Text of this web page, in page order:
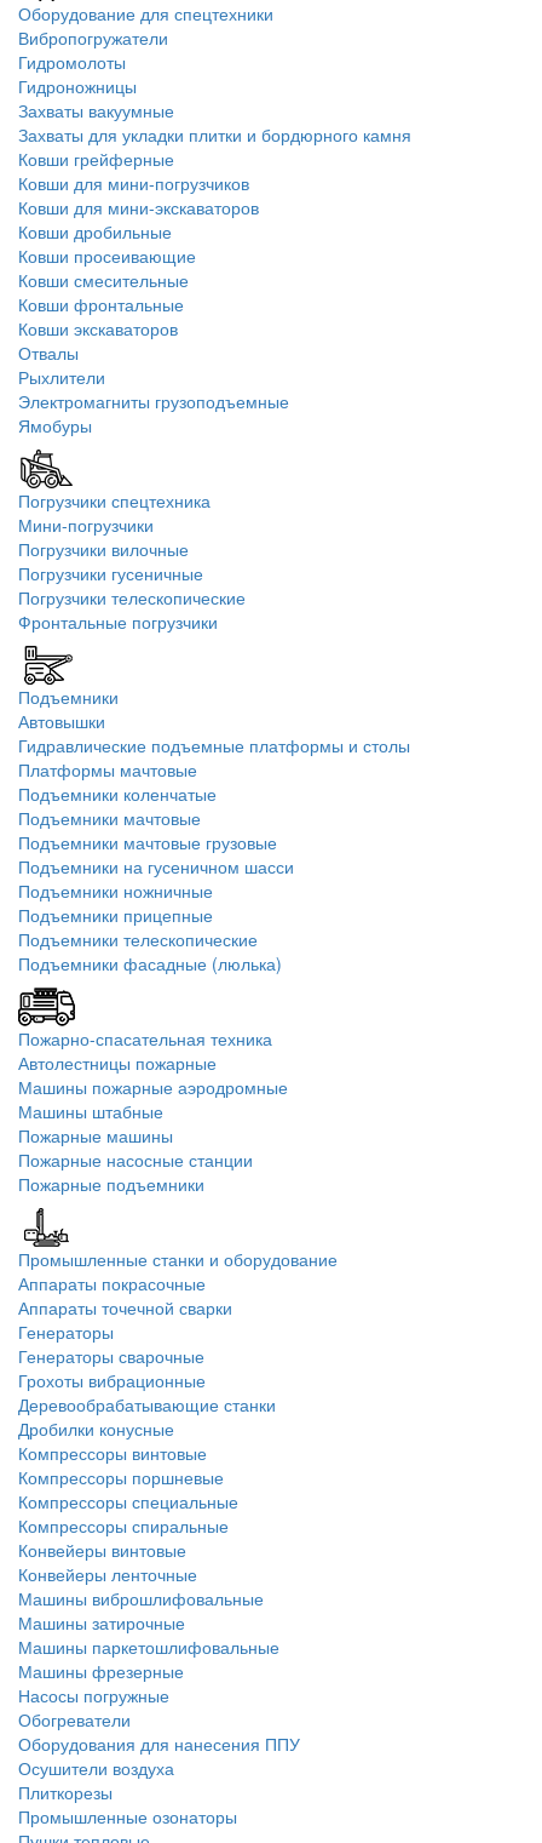
Оборудование для спецтехники
Вибропогружатели
Гидромолоты
Гидроножницы
Захваты вакуумные
Захваты для укладки плитки и бордюрного камня
Ковши грейферные
Ковши для мини-погрузчиков
Ковши для мини-экскаваторов
Ковши дробильные
Ковши просеивающие
Ковши смесительные
Ковши фронтальные
Ковши экскаваторов
Отвалы
Рыхлители
Электромагниты грузоподъемные
Ямобуры
Погрузчики спецтехника
Мини-погрузчики
Погрузчики вилочные
Погрузчики гусеничные
Погрузчики телескопические
Фронтальные погрузчики
Подъемники
Автовышки
Гидравлические подъемные платформы и столы
Платформы мачтовые
Подъемники коленчатые
Подъемники мачтовые
Подъемники мачтовые грузовые
Подъемники на гусеничном шасси
Подъемники ножничные
Подъемники прицепные
Подъемники телескопические
Подъемники фасадные (люлька)
Пожарно-спасательная техника
Автолестницы пожарные
Машины пожарные аэродромные
Машины штабные
Пожарные машины
Пожарные насосные станции
Пожарные подъемники
Промышленные станки и оборудование
Аппараты покрасочные
Аппараты точечной сварки
Генераторы
Генераторы сварочные
Грохоты вибрационные
Деревообрабатывающие станки
Дробилки конусные
Компрессоры винтовые
Компрессоры поршневые
Компрессоры специальные
Компрессоры спиральные
Конвейеры винтовые
Конвейеры ленточные
Машины виброшлифовальные
Машины затирочные
Машины паркетошлифовальные
Машины фрезерные
Насосы погружные
Обогреватели
Оборудования для нанесения ППУ
Осушители воздуха
Плиткорезы
Промышленные озонаторы